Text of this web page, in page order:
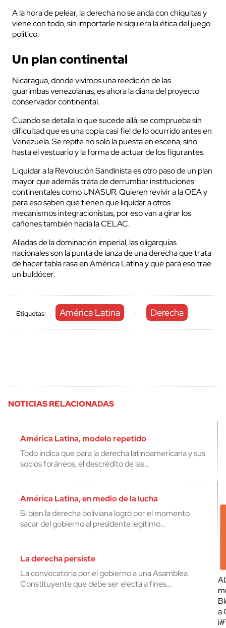
A la hora de pelear, la derecha no se anda con chiquitas y
viene con todo, sin importarle ni siquiera la ética del juego
político.
Un plan continental
Nicaragua, donde vivimos una reedición de las
guarimbas venezolanas, es ahora la diana del proyecto
conservador continental.
Cuando se detalla lo que sucede allá, se comprueba sin
dificultad que es una copia casi fiel de lo ocurrido antes en
Venezuela. Se repite no solo la puesta en escena, sino
hasta el vestuario y la forma de actuar de los figurantes.
Liquidar a la Revolución Sandinista es otro paso de un plan
mayor que además trata de derrumbar instituciones
continentales como UNASUR. Quieren revivir a la OEA y
para eso saben que tienen que liquidar a otros
mecanismos integracionistas, por eso van a girar los
cañones también hacia la CELAC.
Aliadas de la dominación imperial, las oligarquías
nacionales son la punta de lanza de una derecha que trata
de hacer tabla rasa en América Latina y que para eso trae
un buldócer.
Etiquetas: América Latina - Derecha
NOTICIAS RELACIONADAS
América Latina, modelo repetido
Todo indica que para la derecha latinoamericana y sus
socios foráneos, el descrédito de las…
América Latina, en medio de la lucha
Si bien la derecha boliviana logró por el momento
sacar del gobierno al presidente legítimo…
La derecha persiste
La convocatoria por el gobierno a una Asamblea
Constituyente que debe ser electa a fines…
a